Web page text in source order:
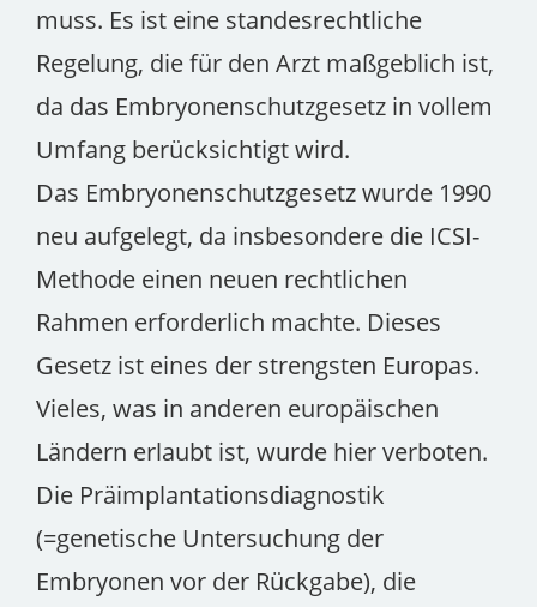
muss. Es ist eine standesrechtliche
Regelung, die für den Arzt maßgeblich ist,
da das Embryonenschutzgesetz in vollem
Umfang berücksichtigt wird.
Das Embryonenschutzgesetz wurde 1990
neu aufgelegt, da insbesondere die ICSI-
Methode einen neuen rechtlichen
Rahmen erforderlich machte. Dieses
Gesetz ist eines der strengsten Europas.
Vieles, was in anderen europäischen
Ländern erlaubt ist, wurde hier verboten.
Die Präimplantationsdiagnostik
(=genetische Untersuchung der
Embryonen vor der Rückgabe), die